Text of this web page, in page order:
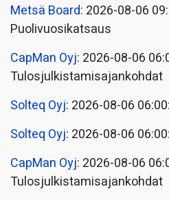
Metsä Board: 2026-08-06
Puolivuosikatsaus
CapMan Oyj: 2026-08-06
Tulosjulkistamisajankohdat
Solteq Oyj: 2026-08-06
Solteq Oyj: 2026-08-06
CapMan Oyj: 2026-08-06
Tulosjulkistamisajankohdat